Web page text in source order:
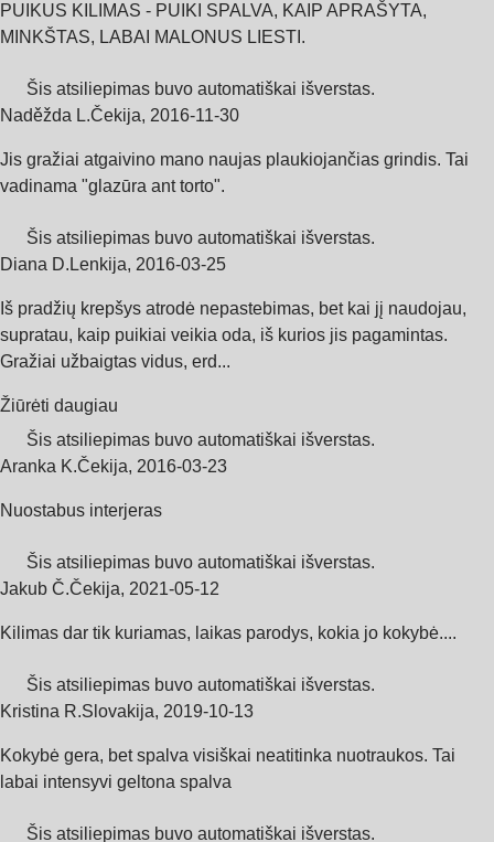
PUIKUS KILIMAS - PUIKI SPALVA, KAIP APRAŠYTA,
MINKŠTAS, LABAI MALONUS LIESTI.
Šis atsiliepimas buvo automatiškai išverstas.
Naděžda L.Čekija, 2016‑11‑30
Jis gražiai atgaivino mano naujas plaukiojančias grindis. Tai
vadinama "glazūra ant torto".
Šis atsiliepimas buvo automatiškai išverstas.
Diana D.Lenkija, 2016‑03‑25
Iš pradžių krepšys atrodė nepastebimas, bet kai jį naudojau,
supratau, kaip puikiai veikia oda, iš kurios jis pagamintas.
Gražiai užbaigtas vidus, erd...
Žiūrėti daugiau
Šis atsiliepimas buvo automatiškai išverstas.
Aranka K.Čekija, 2016‑03‑23
Nuostabus interjeras
Šis atsiliepimas buvo automatiškai išverstas.
Jakub Č.Čekija, 2021‑05‑12
Kilimas dar tik kuriamas, laikas parodys, kokia jo kokybė....
Šis atsiliepimas buvo automatiškai išverstas.
Kristina R.Slovakija, 2019‑10‑13
Kokybė gera, bet spalva visiškai neatitinka nuotraukos. Tai
labai intensyvi geltona spalva
Šis atsiliepimas buvo automatiškai išverstas.